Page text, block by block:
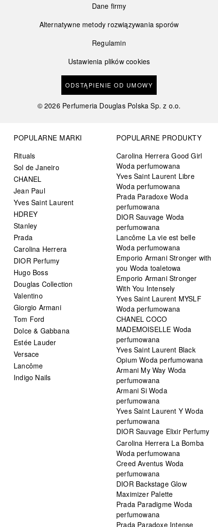
Dane firmy
Alternatywne metody rozwiązywania sporów
Regulamin
Ustawienia plików cookies
ODSTĄPIENIE OD UMOWY
©2026 Perfumeria Douglas Polska Sp. z o.o.
POPULARNE MARKI
Rituals
Sol de Janeiro
CHANEL
Jean Paul
Yves Saint Laurent
HDREY
Stanley
Prada
Carolina Herrera
DIOR Perfumy
Hugo Boss
Douglas Collection
Valentino
Giorgio Armani
Tom Ford
Dolce & Gabbana
Estée Lauder
Versace
Lancôme
Indigo Nails
POPULARNE PRODUKTY
Carolina Herrera Good Girl
Woda perfumowana
Yves Saint Laurent Libre
Woda perfumowana
Prada Paradoxe Woda
perfumowana
DIOR Sauvage Woda
perfumowana
Lancôme La vie est belle
Woda perfumowana
Emporio Armani Stronger with
you Woda toaletowa
Emporio Armani Stronger
With You Intensely
Yves Saint Laurent MYSLF
Woda perfumowana
CHANEL COCO
MADEMOISELLE Woda
perfumowana
Yves Saint Laurent Black
Opium Woda perfumowana
Armani My Way Woda
perfumowana
Armani Si Woda
perfumowana
Yves Saint Laurent Y Woda
perfumowana
DIOR Sauvage Elixir Perfumy
Carolina Herrera La Bomba
Woda perfumowana
Creed Aventus Woda
perfumowana
DIOR Backstage Glow
Maximizer Palette
Prada Paradigme Woda
perfumowana
Prada Paradoxe Intense